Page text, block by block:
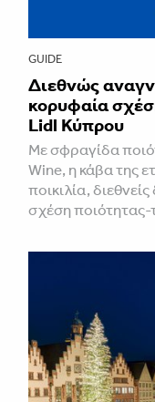
GUIDE
Διεθνώς
κορυφαία
Lidl Κύπρου
Με σφραγίδα
Wine, η κάβα της
ποικιλία,
σχέση ποιότητας-